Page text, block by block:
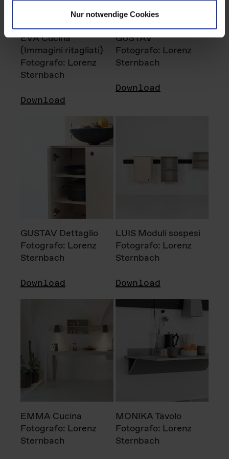
Nur notwendige Cookies
EVA Cucina
(Immagini ritagliati)
Fotografo: Lorenz
Sternbach
Download
GUSTAV
Fotografo: Lorenz
Sternbach
Download
GUSTAV Dettaglio
Fotografo: Lorenz
Sternbach
Download
LUIS Moduli sospesi
Fotografo: Lorenz
Sternbach
Download
EMMA Cucina
Fotografo: Lorenz
Sternbach
MONIKA Tavolo
Fotografo: Lorenz
Sternbach